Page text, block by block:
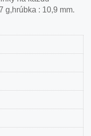
g,hrúbka : 10,9 mm.